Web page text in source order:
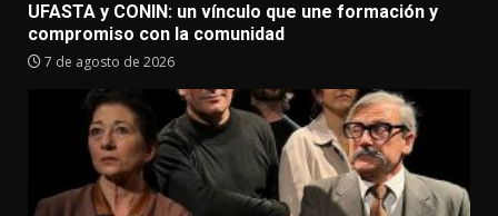
UFASTA y CONIN: un vínculo que une formación y
compromiso con la comunidad
7 de agosto de 2026